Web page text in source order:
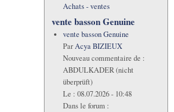
Achats - ventes
vente basson Genuine
vente basson Genuine
ParAcya BIZIEUX
Nouveau commentaire de :
ABDULKADER (nicht
überprüft)
Le : 08.07.2026 - 10:48
Dans le forum :